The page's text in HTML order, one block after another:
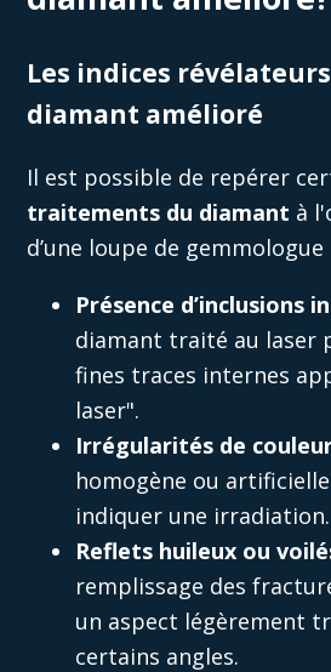
Les indices
diamant amélioré
Il est possible de repérer
traitements du diamant à
d’une loupe de gemmologue
Présence d’inclusions
diamant traité au laser
fines traces internes
laser".
Irrégularités de
homogène ou
indiquer une irradiation.
Reflets huileux ou
remplissage des
un aspect légèrement
certains angles.